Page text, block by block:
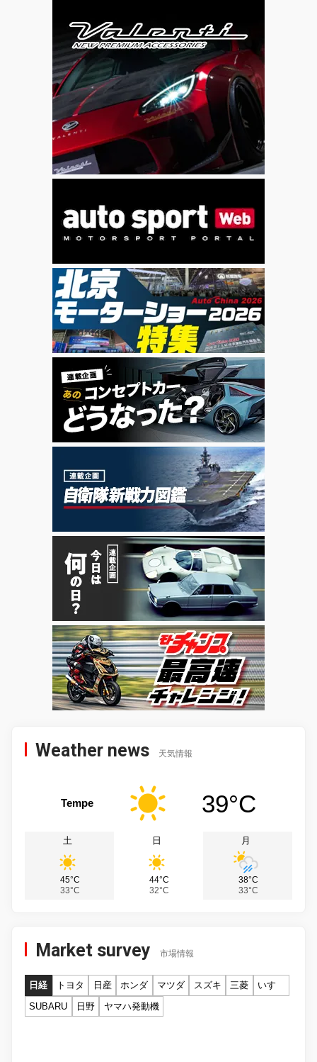
Weather news 天気情報
Tempe 39°C
土
45°C
33°C
日
44°C
32°C
月
38°C
33°C
Market survey 市場情報
日経 トヨタ 日産 ホンダ マツダ スズキ 三菱
いすゞ
SUBARU
日野 ヤマハ発動機